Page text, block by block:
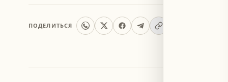
ПОДЕЛИТЬСЯ